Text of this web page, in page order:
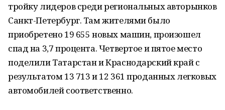
тройку лидеров среди региональных авторынков
Санкт-Петербург. Там жителями было
приобретено 19 655 новых машин, произошел
спад на 3,7 процента. Четвертое и пятое место
поделили Татарстан и Краснодарский край с
результатом 13 713 и 12 361 проданных легковых
автомобилей соответственно.